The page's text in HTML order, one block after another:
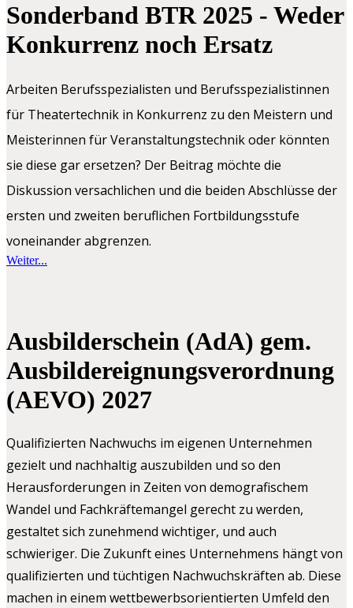
Sonderband BTR 2025 - Weder
Konkurrenz noch Ersatz
Arbeiten Berufsspezialisten und Berufsspezialistinnen
für Theatertechnik in Konkurrenz zu den Meistern und
Meisterinnen für Veranstaltungstechnik oder könnten
sie diese gar ersetzen? Der Beitrag möchte die
Diskussion versachlichen und die beiden Abschlüsse der
ersten und zweiten beruflichen Fortbildungsstufe
voneinander abgrenzen.
Weiter...
Ausbilderschein (AdA) gem.
Ausbildereignungsverordnung
(AEVO) 2027
Qualifizierten Nachwuchs im eigenen Unternehmen
gezielt und nachhaltig auszubilden und so den
Herausforderungen in Zeiten von demografischem
Wandel und Fachkräftemangel gerecht zu werden,
gestaltet sich zunehmend wichtiger, und auch
schwieriger. Die Zukunft eines Unternehmens hängt von
qualifizierten und tüchtigen Nachwuchskräften ab. Diese
machen in einem wettbewerbsorientierten Umfeld den